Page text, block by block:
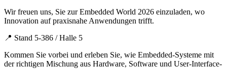
Wir freuen uns, Sie zur Embedded World 2026 einzuladen, wo
Innovation auf praxisnahe Anwendungen trifft.
📍 Stand 5-386 / Halle 5
Kommen Sie vorbei und erleben Sie, wie Embedded-Systeme mit
der richtigen Mischung aus Hardware, Software und User-Interface-